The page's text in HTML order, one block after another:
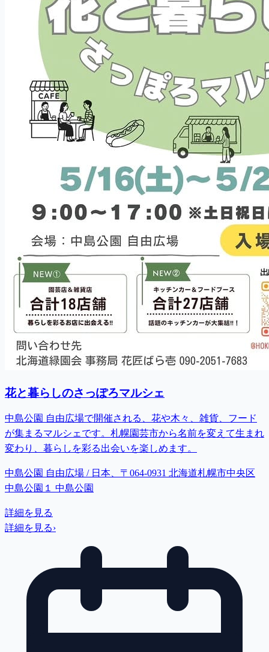
花と暮らしのさっぽろマルシェ
中島公園 自由広場で開催される、花や木々、雑貨、フード
が集まるマルシェです。札幌園芸市から名前を変えて生まれ
変わり、暮らしを彩る出会いを楽しめます。
中島公園 自由広場 / 日本、〒064-0931 北海道札幌市中央区
中島公園１ 中島公園
詳細を見る
詳細を見る›